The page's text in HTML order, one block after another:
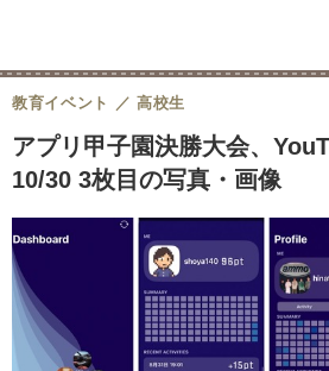
アプリ甲子園決勝大会、
10/30 3枚目の写真・画像
教育イベント 高校生